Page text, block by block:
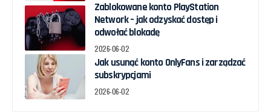
Zablokowane konto PlayStation
Network – jak odzyskać dostęp i
odwołać blokadę
2026-06-02
Jak usunąć konto OnlyFans i zarządzać
subskrypcjami
2026-06-02